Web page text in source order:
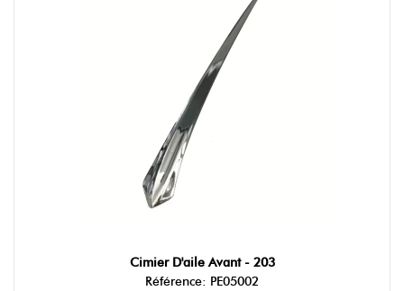
Cimier D'aile Avant - 203
Référence: PE05002